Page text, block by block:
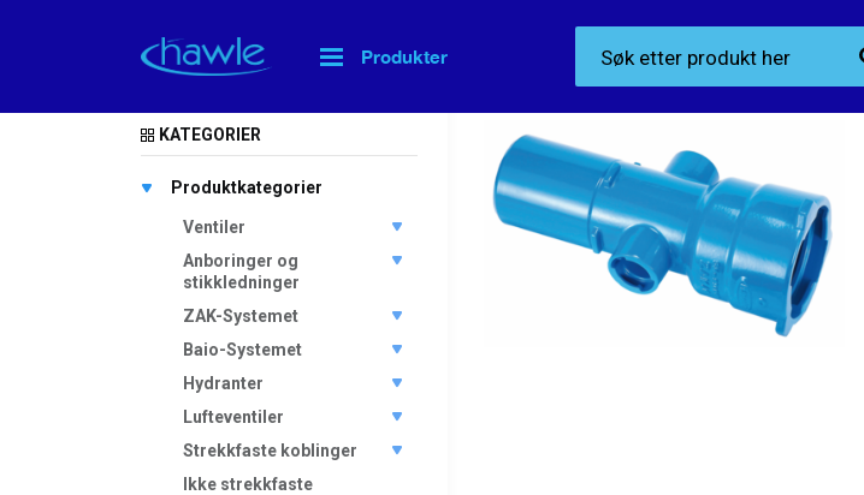
Produkter
KATEGORIER
Produktkategorier
Ventiler
Anboringer og
stikkledninger
ZAK-Systemet
Baio-Systemet
Hydranter
Lufteventiler
Strekkfaste koblinger
Ikke strekkfaste
Produktkategorier> ZAK anboring> Baio